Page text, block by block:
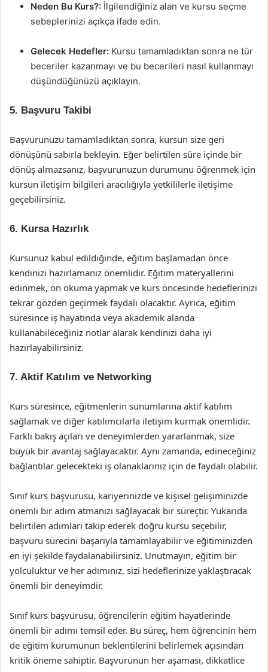
Neden Bu Kurs?: İlgilendiğiniz alan ve kursu seçme
sebeplerinizi açıkça ifade edin.
Gelecek Hedefler: Kursu tamamladıktan sonra ne tür
beceriler kazanmayı ve bu becerileri nasıl kullanmayı
düşündüğünüzü açıklayın.
5. Başvuru Takibi
Başvurunuzu tamamladıktan sonra, kursun size geri
dönüşünü sabırla bekleyin. Eğer belirtilen süre içinde bir
dönüş almazsanız, başvurunuzun durumunu öğrenmek için
kursun iletişim bilgileri aracılığıyla yetkililerle iletişime
geçebilirsiniz.
6. Kursa Hazırlık
Kursunuz kabul edildiğinde, eğitim başlamadan önce
kendinizi hazırlamanız önemlidir. Eğitim materyallerini
edinmek, ön okuma yapmak ve kurs öncesinde hedeflerinizi
tekrar gözden geçirmek faydalı olacaktır. Ayrıca, eğitim
süresince iş hayatında veya akademik alanda
kullanabileceğiniz notlar alarak kendinizi daha iyi
hazırlayabilirsiniz.
7. Aktif Katılım ve Networking
Kurs süresince, eğitmenlerin sunumlarına aktif katılım
sağlamak ve diğer katılımcılarla iletişim kurmak önemlidir.
Farklı bakış açıları ve deneyimlerden yararlanmak, size
büyük bir avantaj sağlayacaktır. Aynı zamanda, edineceğiniz
bağlantılar gelecekteki iş olanaklarınız için de faydalı olabilir.
Sınıf kurs başvurusu, kariyerinizde ve kişisel gelişiminizde
önemli bir adım atmanızı sağlayacak bir süreçtir. Yukarıda
belirtilen adımları takip ederek doğru kursu seçebilir,
başvuru sürecini başarıyla tamamlayabilir ve eğitiminizden
en iyi şekilde faydalanabilirsiniz. Unutmayın, eğitim bir
yolculuktur ve her adımınız, sizi hedeflerinize yaklaştıracak
önemli bir deneyimdir.
Sınıf kurs başvurusu, öğrencilerin eğitim hayatlerinde
önemli bir adımı temsil eder. Bu süreç, hem öğrencinin hem
de eğitim kurumunun beklentilerini belirlemek açısından
kritik öneme sahiptir. Başvurunun her aşaması, dikkatlice